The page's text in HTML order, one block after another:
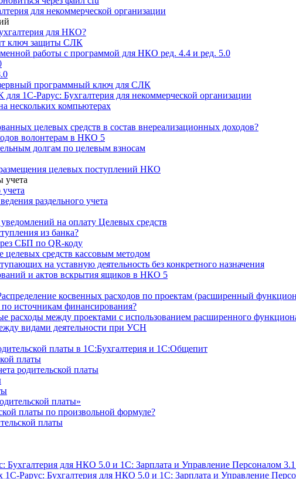
для некоммерческой организации
для НКО?
ключ защиты СЛК
работы с программой для НКО ред. 4.4 и ред. 5.0
программный ключ для СЛК
1С-Рарус: Бухгалтерия для некоммерческой организации
нескольких компьютерах
целевых средств в состав внереализационных доходов?
волонтерам в НКО 5
долгам по целевым взносам
целевых поступлений НКО
учета
раздельного учета
на оплату Целевых средств
из банка?
СБП по QR-коду
целевых средств кассовым методом
на уставную деятельность без конкретного назначения
и актов вскрытия ящиков в НКО 5
косвенных расходов по проектам (расширенный
источникам финансирования?
расходы между проектами с использованием расширенного
видами деятельности при УСН
платы в 1С:Бухгалтерия и 1С:Общепит
платы
родительской платы
платы»
платы по произвольной формуле?
платы
для НКО 5.0 и 1С: Зарплата и Управление Персоналом 3.1
1С-Рарус: Бухгалтерия для НКО 5.0 и 1С: Зарплата и Управление